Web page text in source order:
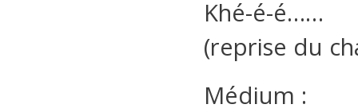
Khé-é-é……
(reprise du
Médium :